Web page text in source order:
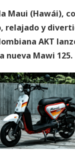
Maui (Hawái),
relajado y
AKT
nueva Mawi 125.